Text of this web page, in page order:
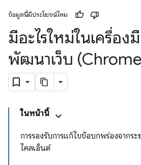
ข้อมูลนี้มีประโยชน์ไหม
มีอะไรใหม่ในเครื่อ
พัฒนาเว็บ
ในหน้านี้
การรองรับการแก้ไขข้อบกพร่องจากร
ไคลเอ็นต์